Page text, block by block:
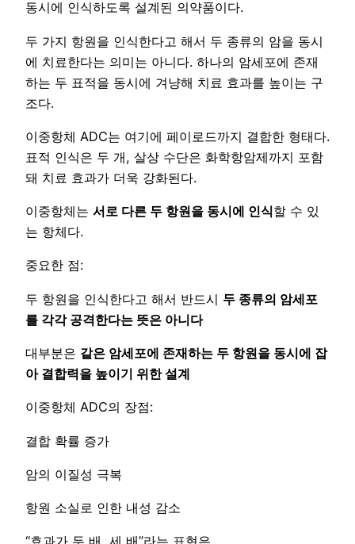
동시에 인식하도록 설계된 의약품이다.
두 가지 항원을 인식한다고 해서 두 종류의 암을 동시
에 치료한다는 의미는 아니다. 하나의 암세포에 존재
하는 두 표적을 동시에 겨냥해 치료 효과를 높이는 구
조다.
이중항체 ADC는 여기에 페이로드까지 결합한 형태다.
표적 인식은 두 개, 살상 수단은 화학항암제까지 포함
돼 치료 효과가 더욱 강화된다.
이중항체는 서로 다른 두 항원을 동시에 인식할 수 있
는 항체다.
중요한 점:
두 항원을 인식한다고 해서 반드시 두 종류의 암세포
를 각각 공격한다는 뜻은 아니다
대부분은 같은 암세포에 존재하는 두 항원을 동시에 잡
아 결합력을 높이기 위한 설계
이중항체 ADC의 장점:
결합 확률 증가
암의 이질성 극복
항원 소실로 인한 내성 감소